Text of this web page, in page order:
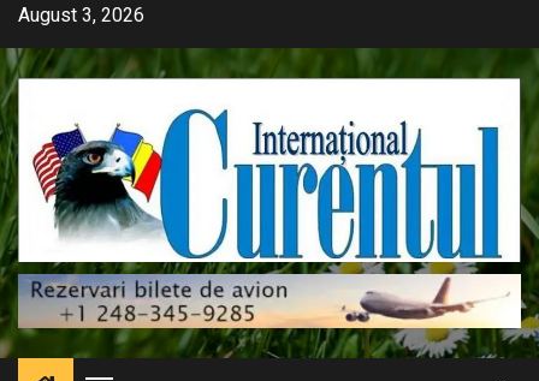
Skip
content
August 3, 2026